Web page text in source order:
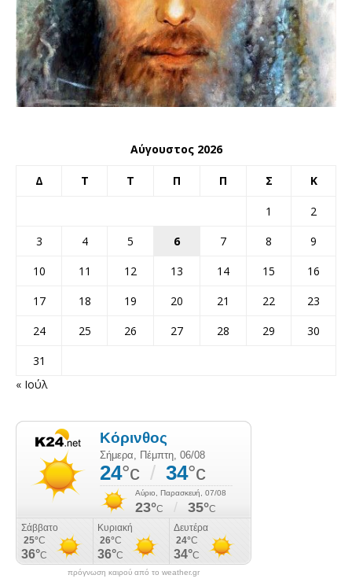
Αύγουστος 2026
Δ Τ Τ Π Π Σ Κ
1
2
3
4 5 6 7 8
9
10
11 12 13 14 15
16
17
18 19 20 21 22
23
24
25 26 27 28 29
30
31
« Ιούλ
πρόγνωση καιρού από το weather.gr